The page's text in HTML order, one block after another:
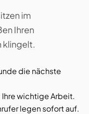
im
Ihren
klingelt.
die nächste
wichtige Arbeit.
legen sofort auf.